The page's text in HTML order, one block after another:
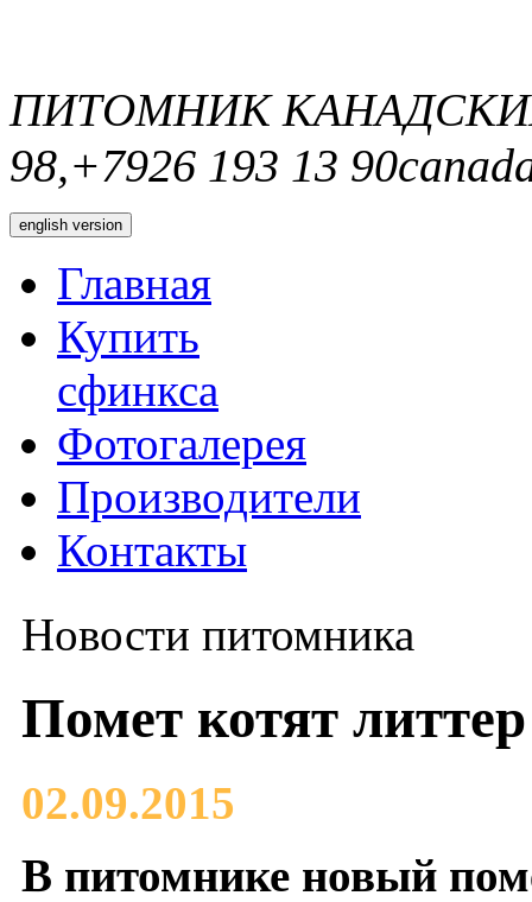
ПИТОМНИК
98,+7926 193 13 90
english version
Главная
Купить
сфинкса
Фотогалерея
Производители
Контакты
Новости питомника
Помет котят
02.09.2015
В питомнике новый